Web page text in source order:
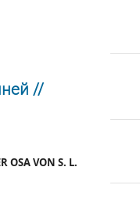
//
OSA VON S. L.